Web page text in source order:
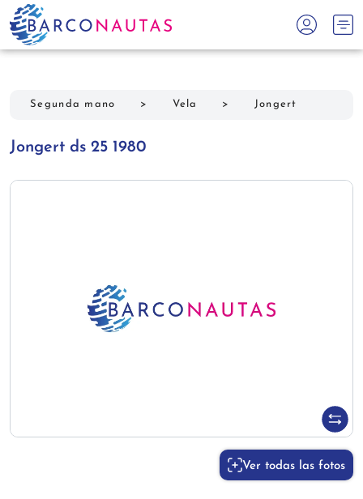
Segunda mano > Vela > Jongert
Jongert ds 25 1980
Ver todas las fotos